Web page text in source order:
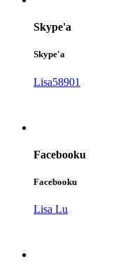
Skype'a
Skype'a
Lisa58901
Facebooku
Facebooku
Lisa Lu